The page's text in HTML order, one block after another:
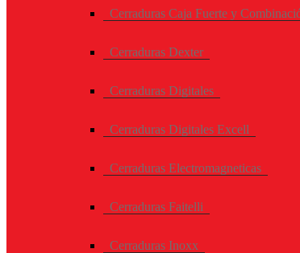
Cerraduras Caja Fuerte y
Cerraduras Dexter
Cerraduras Digitales
Cerraduras Digitales Excell
Cerraduras Electromagneticas
Cerraduras Faitelli
Cerraduras Inoxx